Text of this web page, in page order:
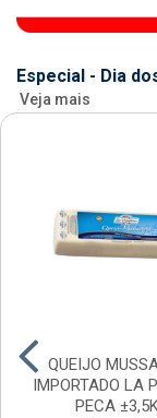
Especial - Dia
Veja mais
QUEIJO
IMPORTADO LA
PECA